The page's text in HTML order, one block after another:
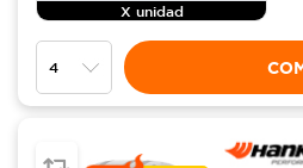
X unidad